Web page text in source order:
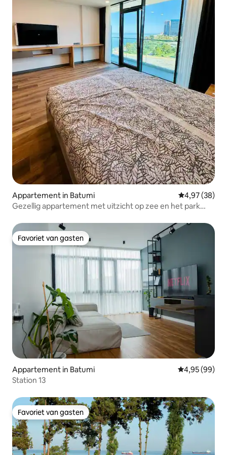
Appartement in Batumi Gemiddelde
4,97 (38)
Gezellig appartement met uitzicht op zee en het park
Favoriet van gasten
Favoriet van gasten
Appartement in Batumi Gemiddelde
4,95 (99)
Station 13
Favoriet van gasten
Favoriet van gasten